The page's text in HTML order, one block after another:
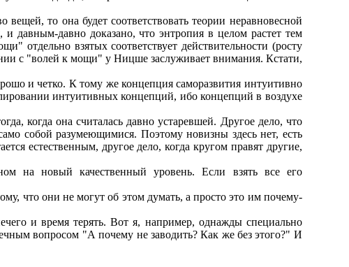
то она будет соответствовать теории неравновесной
давным-давно доказано, что энтропия в целом растет тем
отдельно взятых соответствует действительности (росту
с "волей к мощи" у Ницше заслуживает внимания. Кстати,
и четко. К тому же концепция саморазвития интуитивно
интуитивных концепций, ибо концепций в воздухе
когда она считалась давно устаревшей. Другое дело, что
собой разумеющимися. Поэтому новизны здесь нет, есть
естественным, другое дело, когда кругом правят другие,
на новый качественный уровень. Если взять все его
что они не могут об этом думать, а просто это им почему-
и время терять. Вот я, например, однажды специально
вопросом "А почему не заводить? Как же без этого?" И